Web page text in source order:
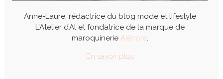
Anne-Laure, rédactrice du blog mode et lifestyle
L’Atelier d’Al et fondatrice de la marque de
maroquinerie Alénore.
En savoir plus